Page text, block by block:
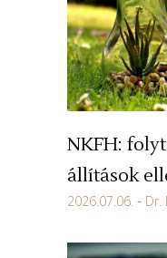
NKFH:
állítások
2026.07.06. Dr.